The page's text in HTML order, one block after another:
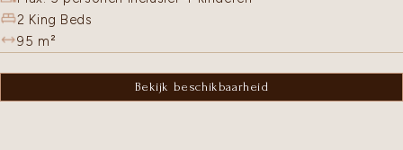
2 King Beds
95 m²
Bekijk beschikbaarheid